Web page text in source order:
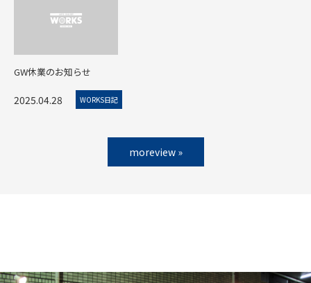
GW休業のお知らせ
2025.04.28 WORKS日記
moreview »